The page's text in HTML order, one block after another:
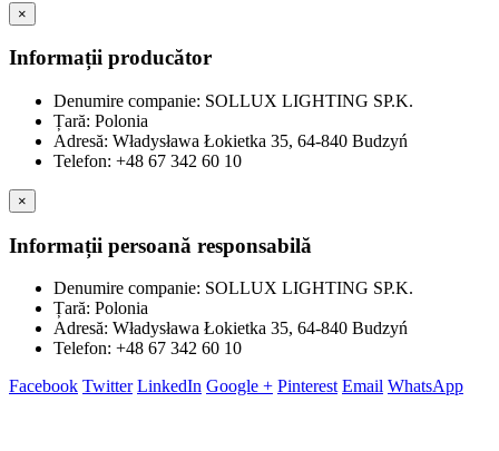
×
Informații producător
Denumire companie: SOLLUX LIGHTING SP.K.
Țară: Polonia
Adresă: Władysława Łokietka 35, 64-840 Budzyń
Telefon: +48 67 342 60 10
×
Informații persoană responsabilă
Denumire companie: SOLLUX LIGHTING SP.K.
Țară: Polonia
Adresă: Władysława Łokietka 35, 64-840 Budzyń
Telefon: +48 67 342 60 10
Facebook Twitter LinkedIn Google + Pinterest Email WhatsApp